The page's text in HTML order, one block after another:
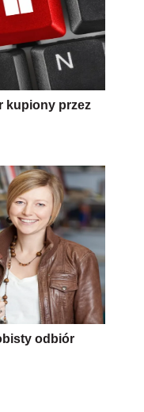
kupiony przez
odbiór